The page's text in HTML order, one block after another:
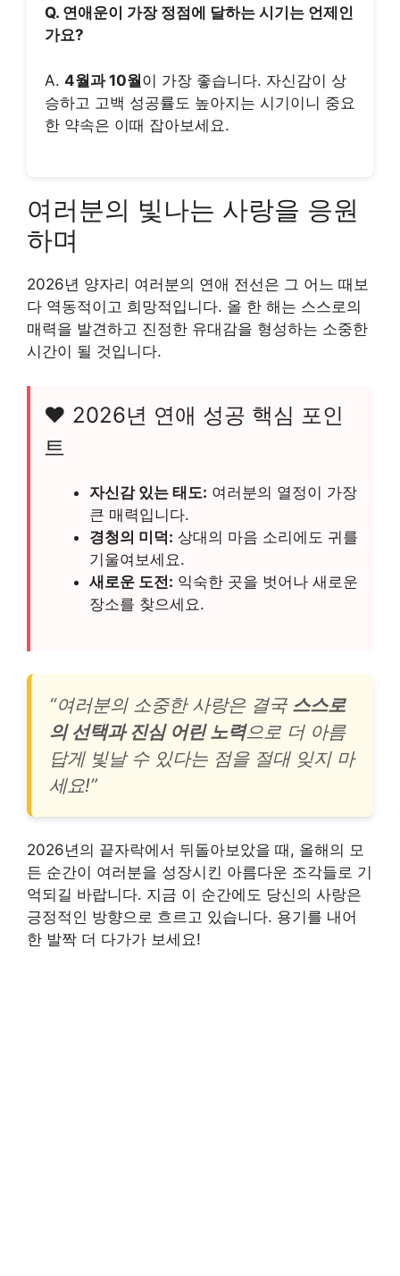
Q. 연애운이 가장 정점에 달하는 시기는 언제인
가요?
A. 4월과 10월이 가장 좋습니다. 자신감이 상
승하고 고백 성공률도 높아지는 시기이니 중요
한 약속은 이때 잡아보세요.
여러분의 빛나는 사랑을 응원
하며
2026년 양자리 여러분의 연애 전선은 그 어느 때보
다 역동적이고 희망적입니다. 올 한 해는 스스로의
매력을 발견하고 진정한 유대감을 형성하는 소중한
시간이 될 것입니다.
❤️ 2026년 연애 성공 핵심 포인
트
자신감 있는 태도: 여러분의 열정이 가장
큰 매력입니다.
경청의 미덕: 상대의 마음 소리에도 귀를
기울여보세요.
새로운 도전: 익숙한 곳을 벗어나 새로운
장소를 찾으세요.
“여러분의 소중한 사랑은 결국 스스로
의 선택과 진심 어린 노력으로 더 아름
답게 빛날 수 있다는 점을 절대 잊지 마
세요!”
2026년의 끝자락에서 뒤돌아보았을 때, 올해의 모
든 순간이 여러분을 성장시킨 아름다운 조각들로 기
억되길 바랍니다. 지금 이 순간에도 당신의 사랑은
긍정적인 방향으로 흐르고 있습니다. 용기를 내어
한 발짝 더 다가가 보세요!